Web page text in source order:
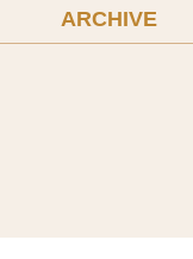
、印刷
オリジナルカバー
帳
オリジナル手帳カバー
ント
ARCHIVE